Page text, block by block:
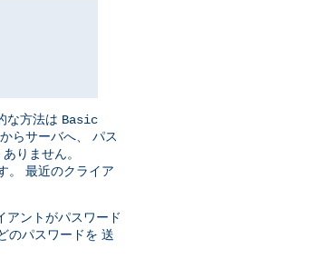
な方法は Basic
らサーバへ、 パス
りません。
。 最近のクライア
アントがパスワード
のパスワードを 送